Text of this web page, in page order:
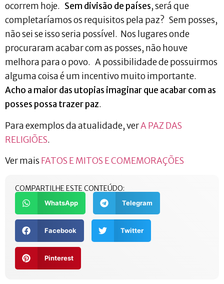
ocorrem hoje. Sem divisão de países, será que
completaríamos os requisitos pela paz? Sem posses,
não sei se isso seria possível. Nos lugares onde
procuraram acabar com as posses, não houve
melhora para o povo. A possibilidade de possuirmos
alguma coisa é um incentivo muito importante.
Acho a maior das utopias imaginar que acabar com as
posses possa trazer paz.
Para exemplos da atualidade, verA PAZ DAS
RELIGIÕES.
Ver mais FATOS E MITOS E COMEMORAÇÕES
COMPARTILHE ESTE CONTEÚDO:
WhatsApp Telegram
Facebook Twitter
Pinterest